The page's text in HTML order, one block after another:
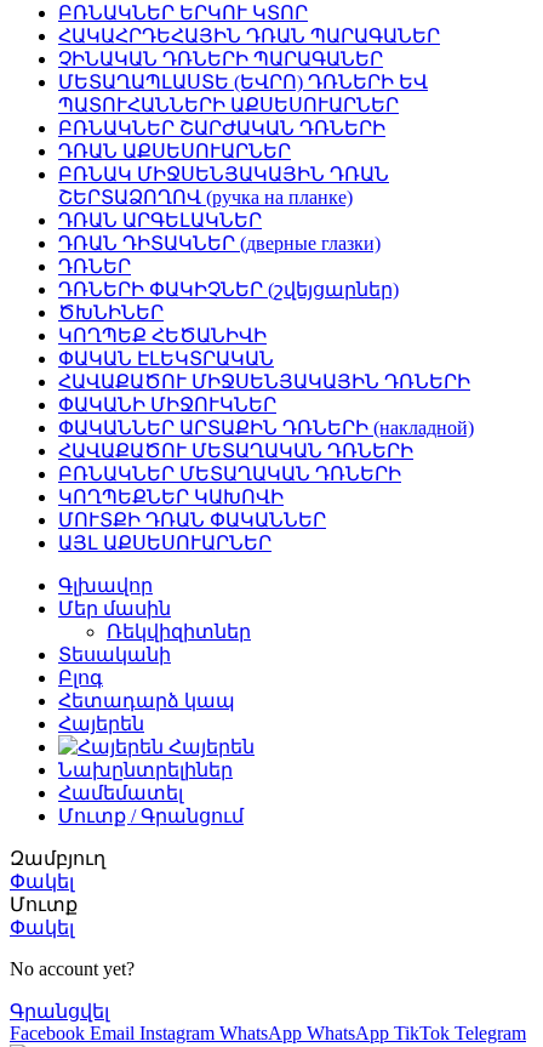
ԲՌՆԱԿՆԵՐ ԵՐԿՈՒ ԿՏՈՐ
ՀԱԿԱՀՐԴԵՀԱՅԻՆ ԴՌԱՆ ՊԱՐԱԳԱՆԵՐ
ՉԻՆԱԿԱՆ ԴՌՆԵՐԻ ՊԱՐԱԳԱՆԵՐ
ՄԵՏԱՂԱՊԼԱՍՏԵ (ԵՎՐՈ) ԴՌՆԵՐԻ ԵՎ
ՊԱՏՈՒՀԱՆՆԵՐԻ ԱՔՍԵՍՈՒԱՐՆԵՐ
ԲՌՆԱԿՆԵՐ ՇԱՐԺԱԿԱՆ ԴՌՆԵՐԻ
ԴՌԱՆ ԱՔՍԵՍՈՒԱՐՆԵՐ
ԲՌՆԱԿ ՄԻՋՍԵՆՅԱԿԱՅԻՆ ԴՌԱՆ
ՇԵՐՏԱՁՈՂՈՎ (ручка на планке)
ԴՌԱՆ ԱՐԳԵԼԱԿՆԵՐ
ԴՌԱՆ ԴԻՏԱԿՆԵՐ (дверные глазки)
ԴՌՆԵՐ
ԴՌՆԵՐԻ ՓԱԿԻՉՆԵՐ (շվեյցարներ)
ԾԽՆԻՆԵՐ
ԿՈՂՊԵՔ ՀԵԾԱՆԻՎԻ
ՓԱԿԱՆ ԷԼԵԿՏՐԱԿԱՆ
ՀԱՎԱՔԱԾՈՒ ՄԻՋՍԵՆՅԱԿԱՅԻՆ ԴՌՆԵՐԻ
ՓԱԿԱՆԻ ՄԻՋՈՒԿՆԵՐ
ՓԱԿԱՆՆԵՐ ԱՐՏԱՔԻՆ ԴՌՆԵՐԻ (накладной)
ՀԱՎԱՔԱԾՈՒ ՄԵՏԱՂԱԿԱՆ ԴՌՆԵՐԻ
ԲՌՆԱԿՆԵՐ ՄԵՏԱՂԱԿԱՆ ԴՌՆԵՐԻ
ԿՈՂՊԵՔՆԵՐ ԿԱԽՈՎԻ
ՄՈՒՏՔԻ ԴՌԱՆ ՓԱԿԱՆՆԵՐ
ԱՅԼ ԱՔՍԵՍՈՒԱՐՆԵՐ
Գլխավոր
Մեր մասին
Ռեկվիզիտներ
Տեսականի
Բլոգ
Հետադարձ կապ
Հայերեն
Հայերեն
Նախընտրելիներ
Համեմատել
Մուտք / Գրանցում
Զամբյուղ
Փակել
Մուտք
Փակել
No account yet?
Գրանցվել
Facebook Email Instagram WhatsApp WhatsApp TikTok Telegram